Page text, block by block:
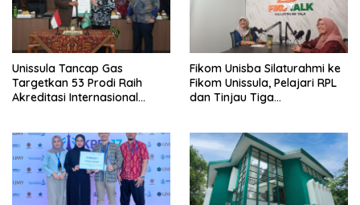
Unissula Tancap Gas
Targetkan 53 Prodi Raih
Akreditasi Internasional
Fikom Unisba Silaturahmi ke
Fikom Unissula, Pelajari RPL
dan Tinjau Tiga